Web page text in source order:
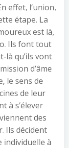
effet, l’union,
étape. La
est là,
Ils font tout
là qu’ils vont
d’âme
le sens de
de leur
à s’élever
des
Ils décident
individuelle à